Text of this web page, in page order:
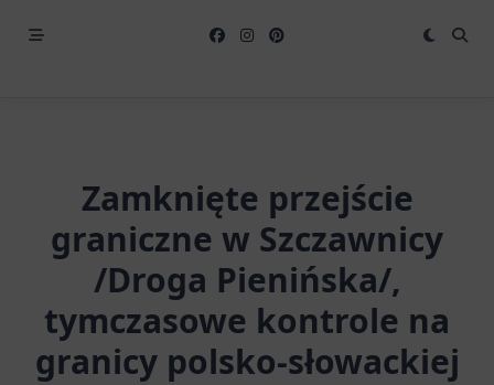
Zamknięte przejście
graniczne w Szczawnicy
/Droga Pienińska/,
tymczasowe kontrole na
granicy polsko-słowackiej